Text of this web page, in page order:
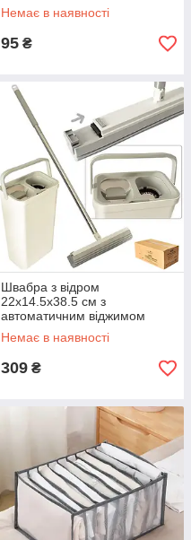
Немає в наявності
95 ₴
Швабра з відром
22x14.5x38.5 см з
автоматичним віджимом
32.7x125 см Stenson MH-
3859
Немає в наявності
309 ₴